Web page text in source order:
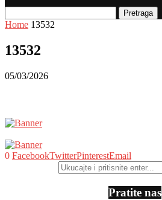
Pretraga
Home 13532
13532
05/03/2026
0 FacebookTwitterPinterestEmail
Pratite nas